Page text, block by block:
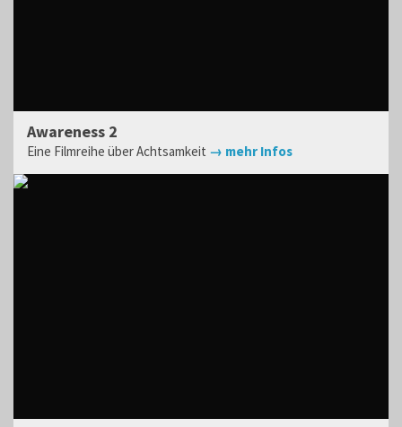
Awareness 2
Eine Filmreihe über Achtsamkeit → mehr Infos